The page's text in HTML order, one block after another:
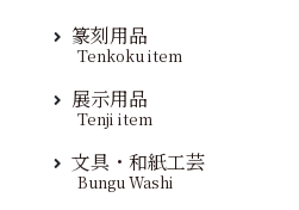
篆刻用品
Tenkoku item
展示用品
Tenji item
文具・和紙工芸
Bungu Washi